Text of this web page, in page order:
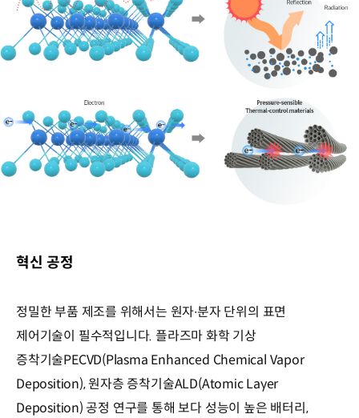
혁신 공정
정밀한 부품 제조를 위해서는 원자∙분자 단위의 표면
제어기술이 필수적입니다. 플라즈마 화학 기상
증착기술PECVD(Plasma Enhanced Chemical Vapor
Deposition), 원자층 증착기술ALD(Atomic Layer
Deposition) 공정 연구를 통해 보다 성능이 높은 배터리,